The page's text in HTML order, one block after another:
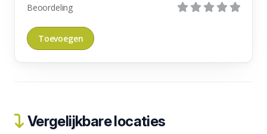
Beoordeling
Vergelijkbare locaties